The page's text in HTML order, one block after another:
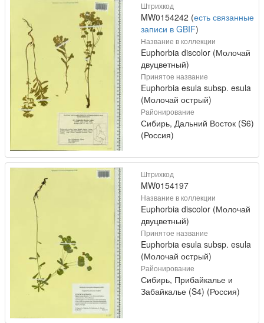
Штрихкод
MW0154242 (есть связанные
записи в GBIF)
Название в коллекции
Euphorbia discolor (Молочай
двуцветный)
Принятое название
Euphorbia esula subsp. esula
(Молочай острый)
Районирование
Сибирь, Дальний Восток (S6)
(Россия)
Штрихкод
MW0154197
Название в коллекции
Euphorbia discolor (Молочай
двуцветный)
Принятое название
Euphorbia esula subsp. esula
(Молочай острый)
Районирование
Сибирь, Прибайкалье и
Забайкалье (S4) (Россия)